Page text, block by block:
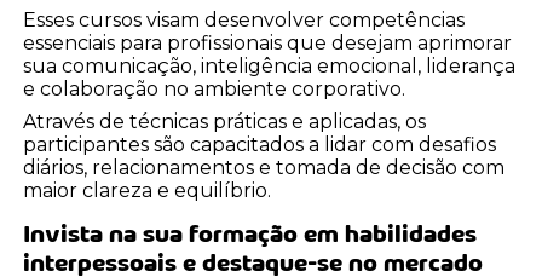
Esses cursos visam desenvolver competências
essenciais para profissionais que desejam aprimorar
sua comunicação, inteligência emocional, liderança
e colaboração no ambiente corporativo.
Através de técnicas práticas e aplicadas, os
participantes são capacitados a lidar com desafios
diários, relacionamentos e tomada de decisão com
maior clareza e equilíbrio.
Invista na suaformação em habilidades
interpessoais e destaque-se no mercado